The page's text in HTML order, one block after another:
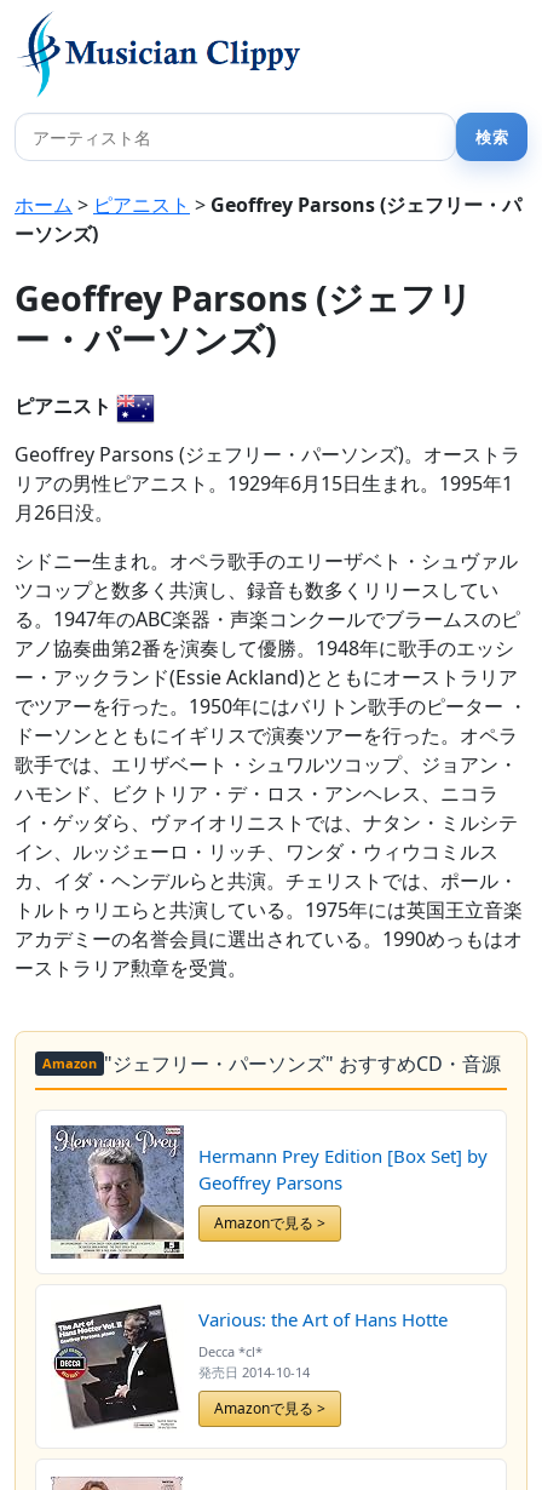
ホーム > ピアニスト > Geoffrey Parsons (ジェフリー・パ
ーソンズ)
Geoffrey Parsons (ジェフリ
ー・パーソンズ)
ピアニスト
Geoffrey Parsons (ジェフリー・パーソンズ)。オーストラ
リアの男性ピアニスト。1929年6月15日生まれ。1995年1
月26日没。
シドニー生まれ。オペラ歌手のエリーザベト・シュヴァル
ツコップと数多く共演し、録音も数多くリリースしてい
る。1947年のABC楽器・声楽コンクールでブラームスのピ
アノ協奏曲第2番を演奏して優勝。1948年に歌手のエッシ
ー・アックランド(Essie Ackland)とともにオーストラリア
でツアーを行った。1950年にはバリトン歌手のピーター ・
ドーソンとともにイギリスで演奏ツアーを行った。オペラ
歌手では、エリザベート・シュワルツコップ、ジョアン・
ハモンド、ビクトリア・デ・ロス・アンヘレス、ニコラ
イ・ゲッダら、ヴァイオリニストでは、ナタン・ミルシテ
イン、ルッジェーロ・リッチ、ワンダ・ウィウコミルス
カ、イダ・ヘンデルらと共演。チェリストでは、ポール・
トルトゥリエらと共演している。1975年には英国王立音楽
アカデミーの名誉会員に選出されている。1990めっもはオ
ーストラリア勲章を受賞。
Amazon "ジェフリー・パーソンズ" おすすめCD・音源
Hermann Prey Edition [Box Set] by
Geoffrey Parsons
Amazonで見る >
Various: the Art of Hans Hotte
Decca *cl*
発売日 2014-10-14
Amazonで見る >